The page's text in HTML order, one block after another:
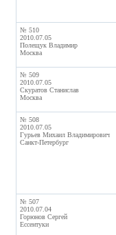
№ 510
2010.07.05
Полещук Владимир
Москва
№ 509
2010.07.05
Скуратов Станислав
Москва
№ 508
2010.07.05
Гурьев Михаил Владимирович
Санкт-Петербург
№ 507
2010.07.04
Горюнов Сергей
Ессентуки